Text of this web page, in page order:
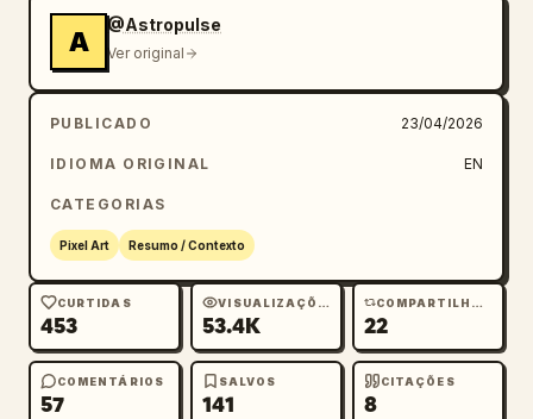
A
@Astropulse
Ver original
PUBLICADO 23/04/2026
IDIOMA ORIGINAL EN
CATEGORIAS
Pixel Art Resumo / Contexto
CURTIDAS
453
VISUALIZAÇÕES
53.4K
COMPARTILHAMENTOS
22
COMENTÁRIOS
57
SALVOS
141
CITAÇÕES
8